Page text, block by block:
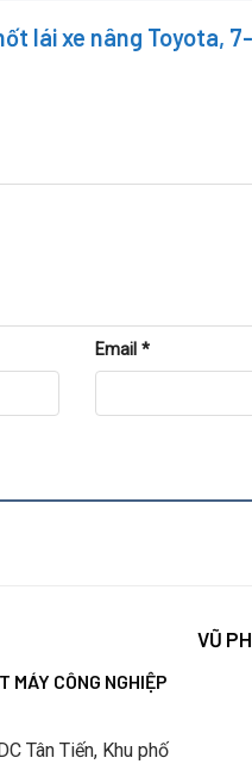
lái xe nâng Toyota,
Email *
MÁY CÔNG NGHIỆP
Tân Tiến, Khu phố
VŨ